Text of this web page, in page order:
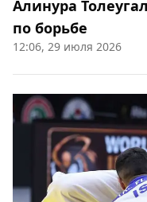
Алинура
по борьбе
12:06, 29 июля 2026